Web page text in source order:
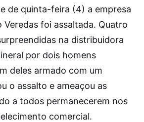
de quinta-feira (4) a empresa
Veredas foi assaltada. Quatro
na distribuidora
por dois homens
deles armado com um
o assalto e ameaçou as
a todos permanecerem nos
comercial.